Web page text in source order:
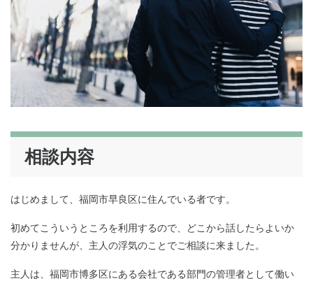
相談内容
はじめまして、福岡市早良区に住んでいる者です。
初めてこういうところを利用するので、どこから話したらよいか
分かりませんが、主人の浮気のことでご相談に来ました。
主人は、福岡市博多区にある会社である部門の管理者として働い